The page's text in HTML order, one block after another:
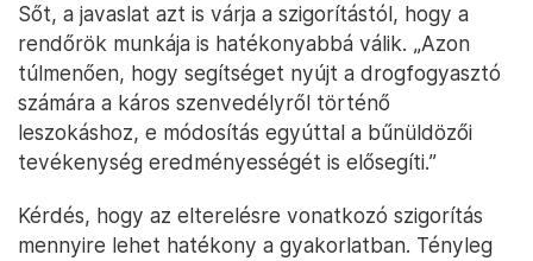
Sőt, a javaslat azt is várja a szigorítástól, hogy a
rendőrök munkája is hatékonyabbá válik. „Azon
túlmenően, hogy segítséget nyújt a drogfogyasztó
számára a káros szenvedélyről történő
leszokáshoz, e módosítás egyúttal a bűnüldözői
tevékenység eredményességét is elősegíti.”
Kérdés, hogy az elterelésre vonatkozó szigorítás
mennyire lehet hatékony a gyakorlatban. Tényleg